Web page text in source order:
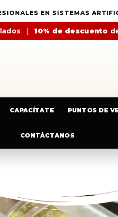
EN SISTEMAS
| 10% de descuento
CAPACÍTATE PUNTOS DE
CONTÁCTANOS